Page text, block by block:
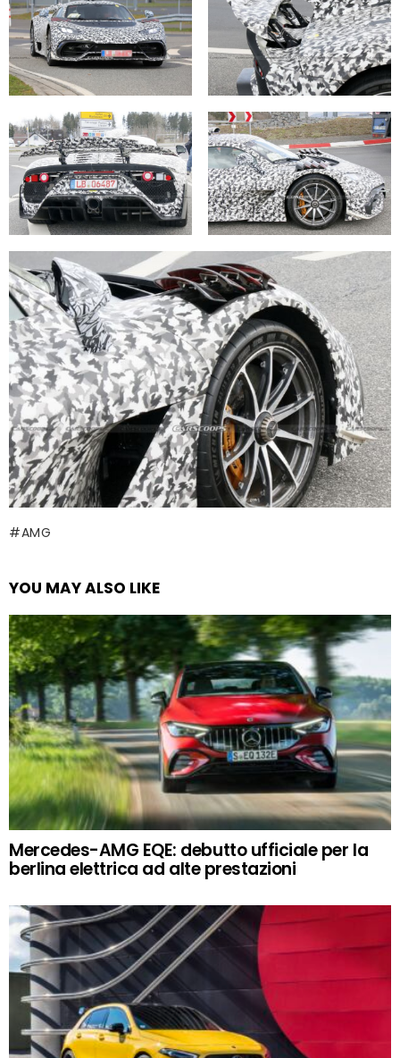
AMG
YOU MAY ALSO LIKE
Mercedes-AMG EQE: debutto ufficiale per la
berlina elettrica ad alte prestazioni